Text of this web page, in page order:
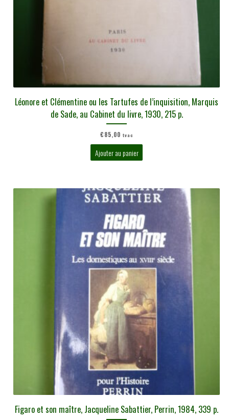
Léonore et Clémentine ou les Tartufes de l’inquisition, Marquis
de Sade, au Cabinet du livre, 1930, 215 p.
€85,00 tvac
Ajouter au panier
Figaro et son maître, Jacqueline Sabattier, Perrin, 1984, 339 p.